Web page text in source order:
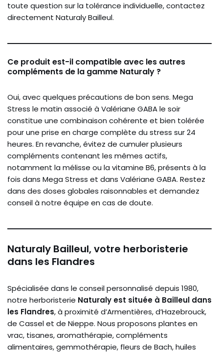
toute question sur la tolérance individuelle, contactez
directement Naturaly Bailleul.
Ce produit est-il compatible avec les autres
compléments de la gamme Naturaly ?
Oui, avec quelques précautions de bon sens. Mega
Stress le matin associé à Valériane GABA le soir
constitue une combinaison cohérente et bien tolérée
pour une prise en charge complète du stress sur 24
heures. En revanche, évitez de cumuler plusieurs
compléments contenant les mêmes actifs,
notamment la mélisse ou la vitamine B6, présents à la
fois dans Mega Stress et dans Valériane GABA. Restez
dans des doses globales raisonnables et demandez
conseil à notre équipe en cas de doute.
Naturaly Bailleul, votre herboristerie
dans les Flandres
Spécialisée dans le conseil personnalisé depuis 1980,
notre herboristerie Naturaly est située à Bailleul dans
les Flandres, à proximité d’Armentières, d’Hazebrouck,
de Cassel et de Nieppe. Nous proposons plantes en
vrac, tisanes, aromathérapie, compléments
alimentaires, gemmothérapie, fleurs de Bach, huiles